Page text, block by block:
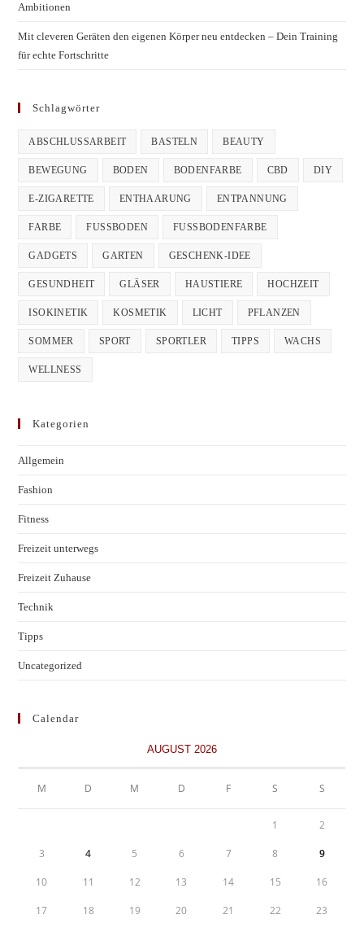
Ambitionen
Mit cleveren Geräten den eigenen Körper neu entdecken – Dein Training
für echte Fortschritte
Schlagwörter
ABSCHLUSSARBEIT BASTELN BEAUTY
BEWEGUNG BODEN BODENFARBE CBD DIY
E-ZIGARETTE ENTHAARUNG ENTPANNUNG
FARBE FUSSBODEN FUSSBODENFARBE
GADGETS GARTEN GESCHENK-IDEE
GESUNDHEIT GLÄSER HAUSTIERE HOCHZEIT
ISOKINETIK KOSMETIK LICHT PFLANZEN
SOMMER SPORT SPORTLER TIPPS WACHS
WELLNESS
Kategorien
Allgemein
Fashion
Fitness
Freizeit unterwegs
Freizeit Zuhause
Technik
Tipps
Uncategorized
Calendar
AUGUST 2026
M D M D F S S
1 2
3 4 5 6 7 8 9
10 11 12 13 14 15 16
17 18 19 20 21 22 23